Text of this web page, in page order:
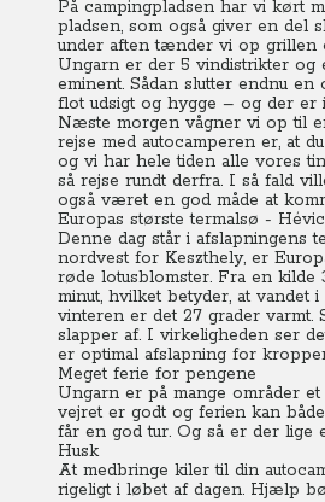
På campingpladsen har vi kørt
pladsen, som også giver en del
under aften tænder vi op grillen
Ungarn er der 5 vindistrikter og
eminent. Sådan slutter endnu
flot udsigt og hygge – og der er
Næste morgen vågner vi op til
rejse med autocamperen er, at
og vi har hele tiden alle vores
så rejse rundt derfra. I så fald
også været en god måde at
Europas største termalsø - Hévic
Denne dag står i afslapningens
nordvest for Keszthely, er
røde lotusblomster. Fra en kilde
minut, hvilket betyder, at vandet
vinteren er det 27 grader
slapper af. I virkeligheden ser
er optimal afslapning for
Meget ferie for pengene
Ungarn er på mange områder
vejret er godt og ferien kan
får en god tur. Og så er der lige
Husk
At medbringe kiler til din
rigeligt i løbet af dagen. Hjælp